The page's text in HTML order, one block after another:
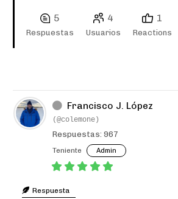
5
Respuestas
4
Usuarios
1
Reactions
Francisco J. López
(@colemone)
Respuestas: 967
Teniente Admin
Respuesta